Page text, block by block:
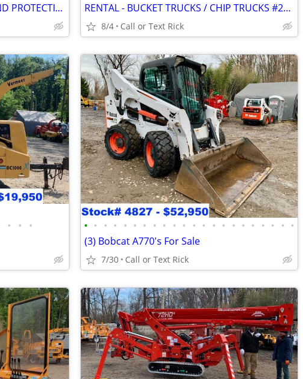
ARBORMATS - ULTIMATE GROUND PROTECTION #2997 RENTAL - BUCKET TRUCKS / CHIP TRUCKS #2349
8/4 Call or Text Rick
• • • • • • • • • • • • • • • • • • • • • • • • •
(3) Bobcat A770's For Sale
7/30 Call or Text Rick